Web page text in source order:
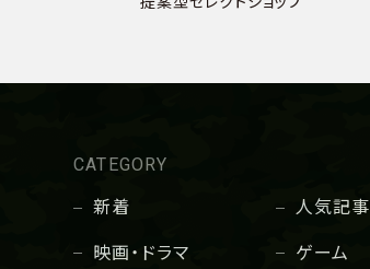
CATEGORY
新着 人気記事
映画・ドラマ ゲーム